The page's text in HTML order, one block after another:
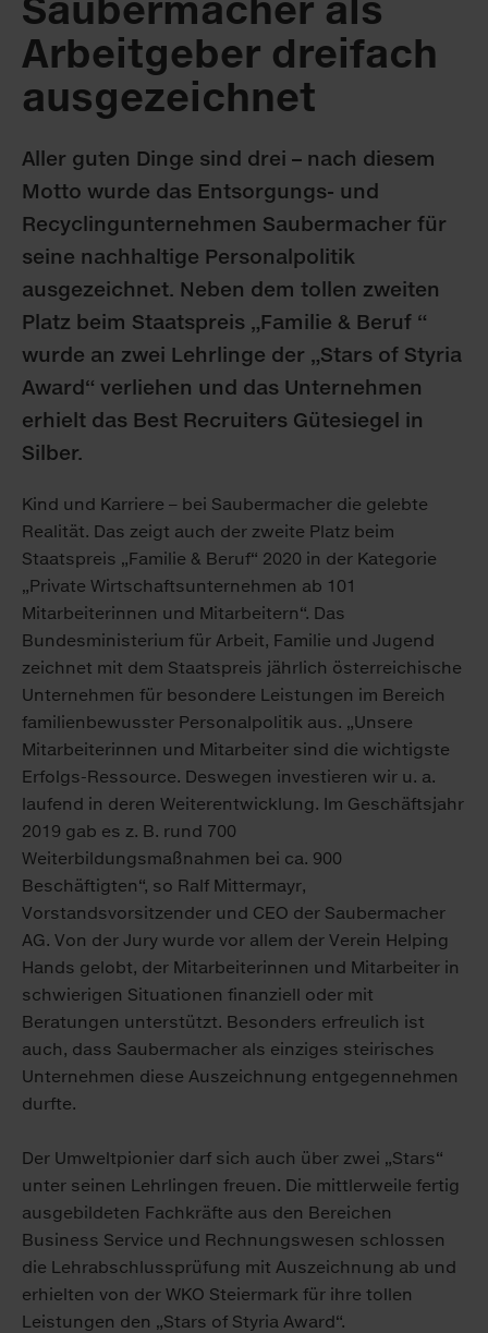
Saubermacher als
Arbeitgeber dreifach
ausgezeichnet
Aller guten Dinge sind drei – nach diesem
Motto wurde das Entsorgungs- und
Recyclingunternehmen Saubermacher für
seine nachhaltige Personalpolitik
ausgezeichnet. Neben dem tollen zweiten
Platz beim Staatspreis „Familie & Beruf “
wurde an zwei Lehrlinge der „Stars of Styria
Award“ verliehen und das Unternehmen
erhielt das Best Recruiters Gütesiegel in
Silber.
Kind und Karriere – bei Saubermacher die gelebte
Realität. Das zeigt auch der zweite Platz beim
Staatspreis „Familie & Beruf“ 2020 in der Kategorie
„Private Wirtschaftsunternehmen ab 101
Mitarbeiterinnen und Mitarbeitern“. Das
Bundesministerium für Arbeit, Familie und Jugend
zeichnet mit dem Staatspreis jährlich österreichische
Unternehmen für besondere Leistungen im Bereich
familienbewusster Personalpolitik aus. „Unsere
Mitarbeiterinnen und Mitarbeiter sind die wichtigste
Erfolgs-Ressource. Deswegen investieren wir u. a.
laufend in deren Weiterentwicklung. Im Geschäftsjahr
2019 gab es z. B. rund 700
Weiterbildungsmaßnahmen bei ca. 900
Beschäftigten“, so Ralf Mittermayr,
Vorstandsvorsitzender und CEO der Saubermacher
AG. Von der Jury wurde vor allem der Verein Helping
Hands gelobt, der Mitarbeiterinnen und Mitarbeiter in
schwierigen Situationen finanziell oder mit
Beratungen unterstützt. Besonders erfreulich ist
auch, dass Saubermacher als einziges steirisches
Unternehmen diese Auszeichnung entgegennehmen
durfte.
Der Umweltpionier darf sich auch über zwei „Stars“
unter seinen Lehrlingen freuen. Die mittlerweile fertig
ausgebildeten Fachkräfte aus den Bereichen
Business Service und Rechnungswesen schlossen
die Lehrabschlussprüfung mit Auszeichnung ab und
erhielten von der WKO Steiermark für ihre tollen
Leistungen den „Stars of Styria Award“.